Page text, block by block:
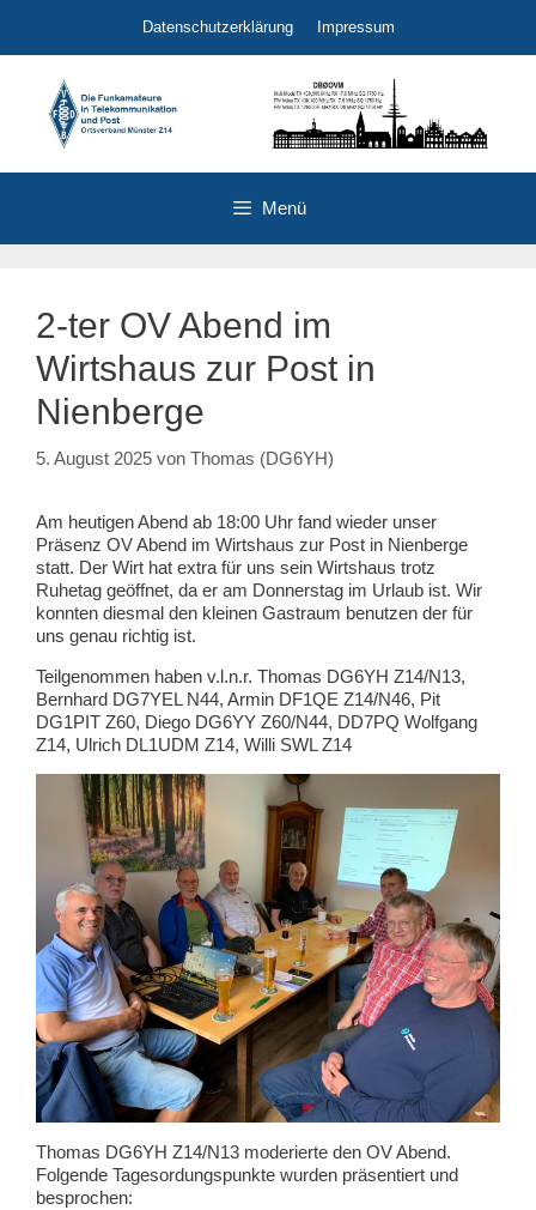
springen
Datenschutzerklärung Impressum
Menü
2-ter OV Abend im
Wirtshaus zur Post in
Nienberge
5. August 2025 von Thomas (DG6YH)
Am heutigen Abend ab 18:00 Uhr fand wieder unser
Präsenz OV Abend im Wirtshaus zur Post in Nienberge
statt. Der Wirt hat extra für uns sein Wirtshaus trotz
Ruhetag geöffnet, da er am Donnerstag im Urlaub ist. Wir
konnten diesmal den kleinen Gastraum benutzen der für
uns genau richtig ist.
Teilgenommen haben v.l.n.r. Thomas DG6YH Z14/N13,
Bernhard DG7YEL N44, Armin DF1QE Z14/N46, Pit
DG1PIT Z60, Diego DG6YY Z60/N44, DD7PQ Wolfgang
Z14, Ulrich DL1UDM Z14, Willi SWL Z14
Thomas DG6YH Z14/N13 moderierte den OV Abend.
Folgende Tagesordungspunkte wurden präsentiert und
besprochen: